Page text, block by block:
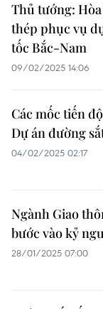
Thủ tướng:
thép phục vụ
tốc Bắc-Nam
09/02/2025 14:06
Các mốc tiến
Dự án đường
04/02/2025 02:17
Ngành Giao
bước vào kỷ
28/01/2025 07:00